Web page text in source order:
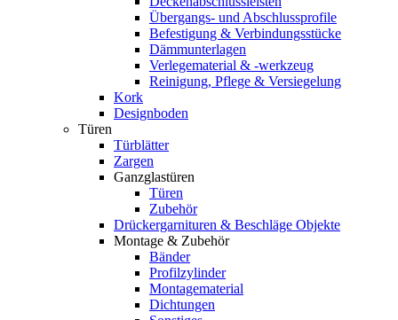
Übergangs- und Abschlussprofile
Befestigung & Verbindungsstücke
Dämmunterlagen
Verlegematerial & -werkzeug
Reinigung, Pflege & Versiegelung
Kork
Designboden
Türen
Türblätter
Zargen
Ganzglastüren
Türen
Zubehör
Drückergarnituren & Beschläge Objekte
Montage & Zubehör
Bänder
Profilzylinder
Montagematerial
Dichtungen